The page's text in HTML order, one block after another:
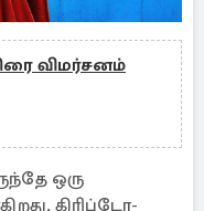
விமர்சனம்
ஒரு
கிரிப்டோ-